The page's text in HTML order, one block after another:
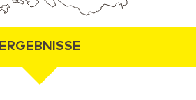
ERGEBNISSE